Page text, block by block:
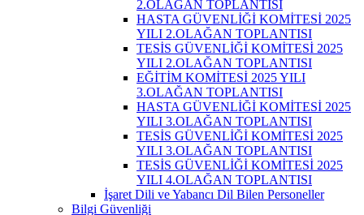
2.OLAĞAN TOPLANTISI
HASTA GÜVENLİĞİ KOMİTESİ 2025
YILI 2.OLAĞAN TOPLANTISI
TESİS GÜVENLİĞİ KOMİTESİ 2025
YILI 2.OLAĞAN TOPLANTISI
EĞİTİM KOMİTESİ 2025 YILI
3.OLAĞAN TOPLANTISI
HASTA GÜVENLİĞİ KOMİTESİ 2025
YILI 3.OLAĞAN TOPLANTISI
TESİS GÜVENLİĞİ KOMİTESİ 2025
YILI 3.OLAĞAN TOPLANTISI
TESİS GÜVENLİĞİ KOMİTESİ 2025
YILI 4.OLAĞAN TOPLANTISI
İşaret Dili ve Yabancı Dil Bilen Personeller
Bilgi Güvenliği